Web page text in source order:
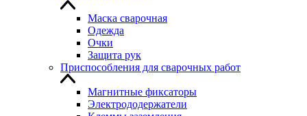
Маска сварочная
Одежда
Очки
Защита рук
Приспособления для сварочных работ
Магнитные фиксаторы
Электрододержатели